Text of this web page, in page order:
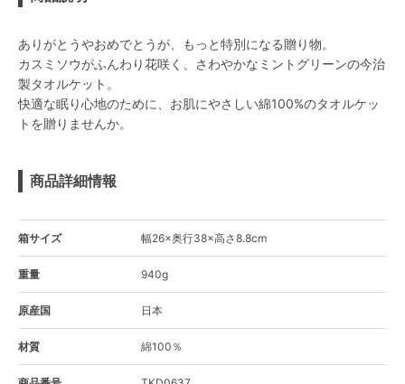
ありがとうやおめでとうが、もっと特別になる贈り物。
カスミソウがふんわり花咲く、さわやかなミントグリーンの今治
製タオルケット。
快適な眠り心地のために、お肌にやさしい綿100%のタオルケッ
トを贈りませんか。
商品詳細情報
箱サイズ 幅26×奥行38×高さ8.8cm
重量 940g
原産国 日本
材質 綿100％